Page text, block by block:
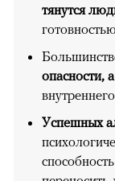
тянутся
опасности,
Успешных